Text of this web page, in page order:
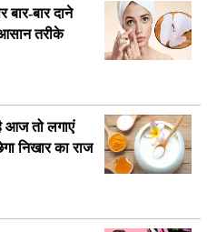
बार-बार दाने
तरीके
आज तो लगाएं
निखार का राज